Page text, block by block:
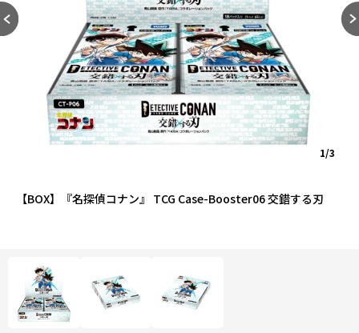
【BOX】『名探偵コナン』 TCG Case-Booster06 交錯する刃
1/3